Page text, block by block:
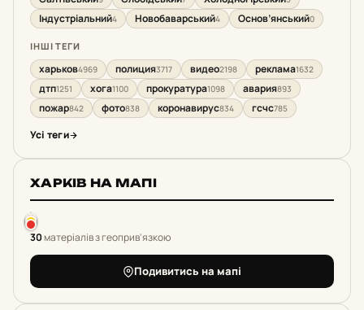
Індустріальний4 Новобаварський4 Основ’янський0
ІНШІ ТЕГИ
харьков4969 полиция3717 видео2198 реклама1632
дтп1251 хога1100 прокуратура1098 авария893
пожар842 фото838 коронавирус834 гсчс785
Усі теги
ХАРКІВ НА МАПІ
30матеріалів з геоприв'язкою
Подивитись на мапі